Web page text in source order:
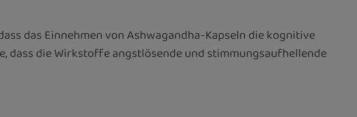
das Einnehmen von Ashwagandha-Kapseln die kognitive
dass die Wirkstoffe angstlösende und stimmungsaufhellende